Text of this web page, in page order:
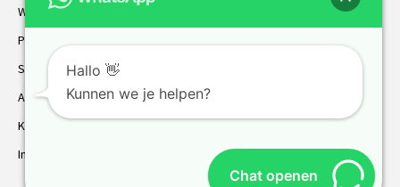
Webdesign Vanoo Media
Privacybeleid
Sitemap
AVES garantie
Klantenservice
Inmeten
Chat openen
Hallo 👋
Kunnen we je helpen?